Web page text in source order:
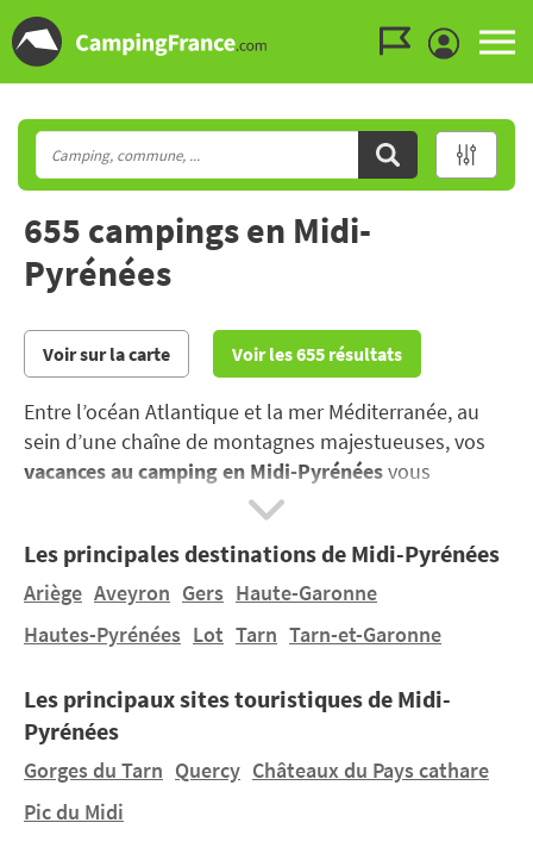
655 campings en Midi-
Pyrénées
Voir sur la carte Voir les 655 résultats
Entre l’océan Atlantique et la mer Méditerranée, au
sein d’une chaîne de montagnes majestueuses, vos
vacances au camping en Midi-Pyrénéesvous
entraîneront au cœur de la nature sur les plus jolis
De Toulouse à Lourdes, en passant par Rocamadour,
les grands sites culturels foisonnent afin que vos
vacances en famille en Midi-Pyrénées soient un
qu’il s’agisse d’architecture ou de gastronomie.
Les principales destinations de Midi-Pyrénées
Ariège Aveyron Gers Haute-Garonne
Hautes-Pyrénées Lot Tarn Tarn-et-Garonne
Les principaux sites touristiques de Midi-
Pyrénées
Gorges du Tarn Quercy Châteaux du Pays cathare
Pic du Midi